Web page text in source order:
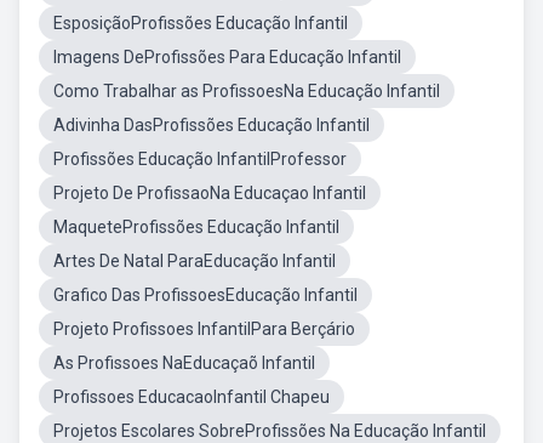
EsposiçãoProfissões Educação Infantil
Imagens DeProfissões Para Educação Infantil
Como Trabalhar as ProfissoesNa Educação Infantil
Adivinha DasProfissões Educação Infantil
Profissões Educação InfantilProfessor
Projeto De ProfissaoNa Educaçao Infantil
MaqueteProfissões Educação Infantil
Artes De Natal ParaEducação Infantil
Grafico Das ProfissoesEducação Infantil
Projeto Profissoes InfantilPara Berçário
As Profissoes NaEducaçaõ Infantil
Profissoes EducacaoInfantil Chapeu
Projetos Escolares SobreProfissões Na Educação Infantil